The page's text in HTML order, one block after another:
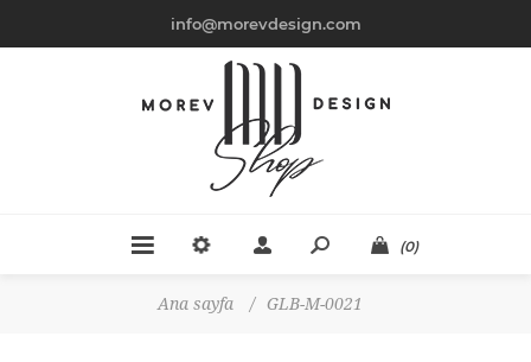
info@morevdesign.com
(0)
Ana sayfa / GLB-M-0021